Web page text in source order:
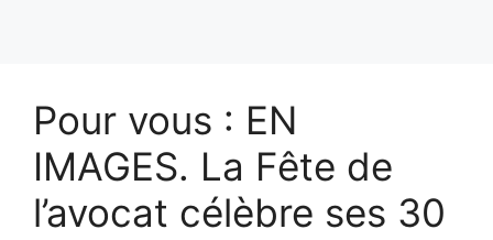
Pour vous : EN
IMAGES. La Fête de
l’avocat célèbre ses 30